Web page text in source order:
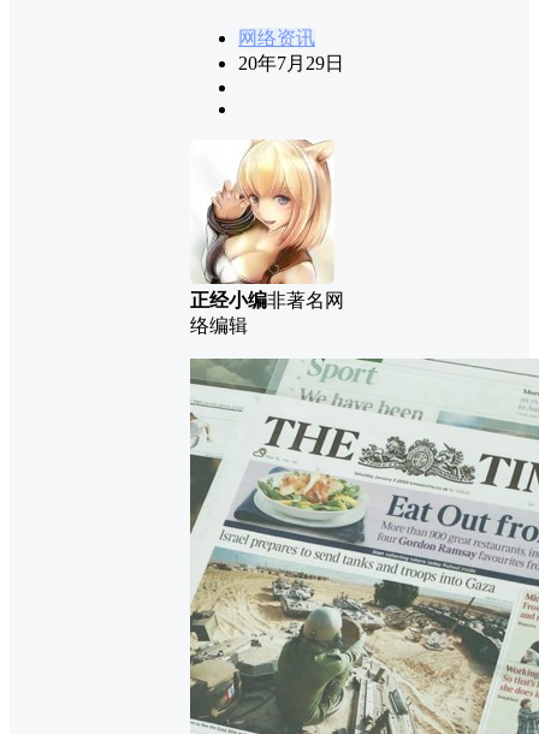
网络资讯
20年7月29日
正经小编非著名网
络编辑